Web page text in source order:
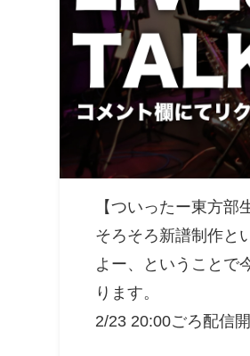
【ついったー東方部
そろそろ新譜制作と
よー、ということで
ります。
2/23 20:00ごろ配信